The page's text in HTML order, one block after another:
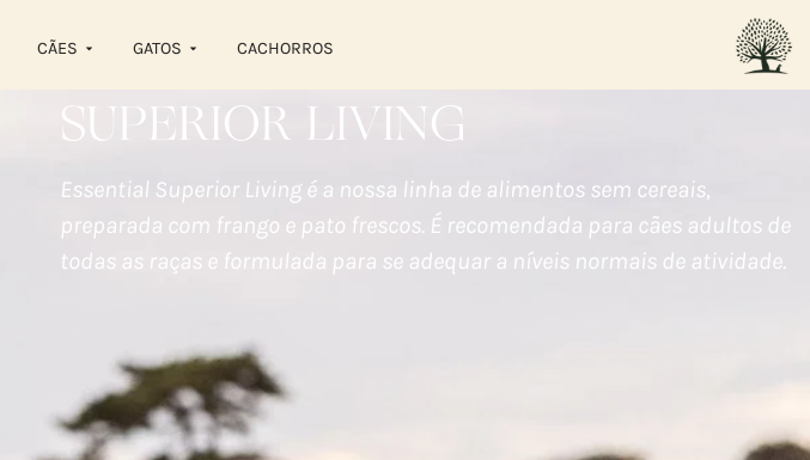
CÃES GATOS CACHORROS
SUPERIOR LIVING
Essential Superior Living é a nossa linha de alimentos sem cereais,
preparada com frango e pato frescos. É recomendada para cães adultos de
todas as raças e formulada para se adequar a níveis normais de atividade.